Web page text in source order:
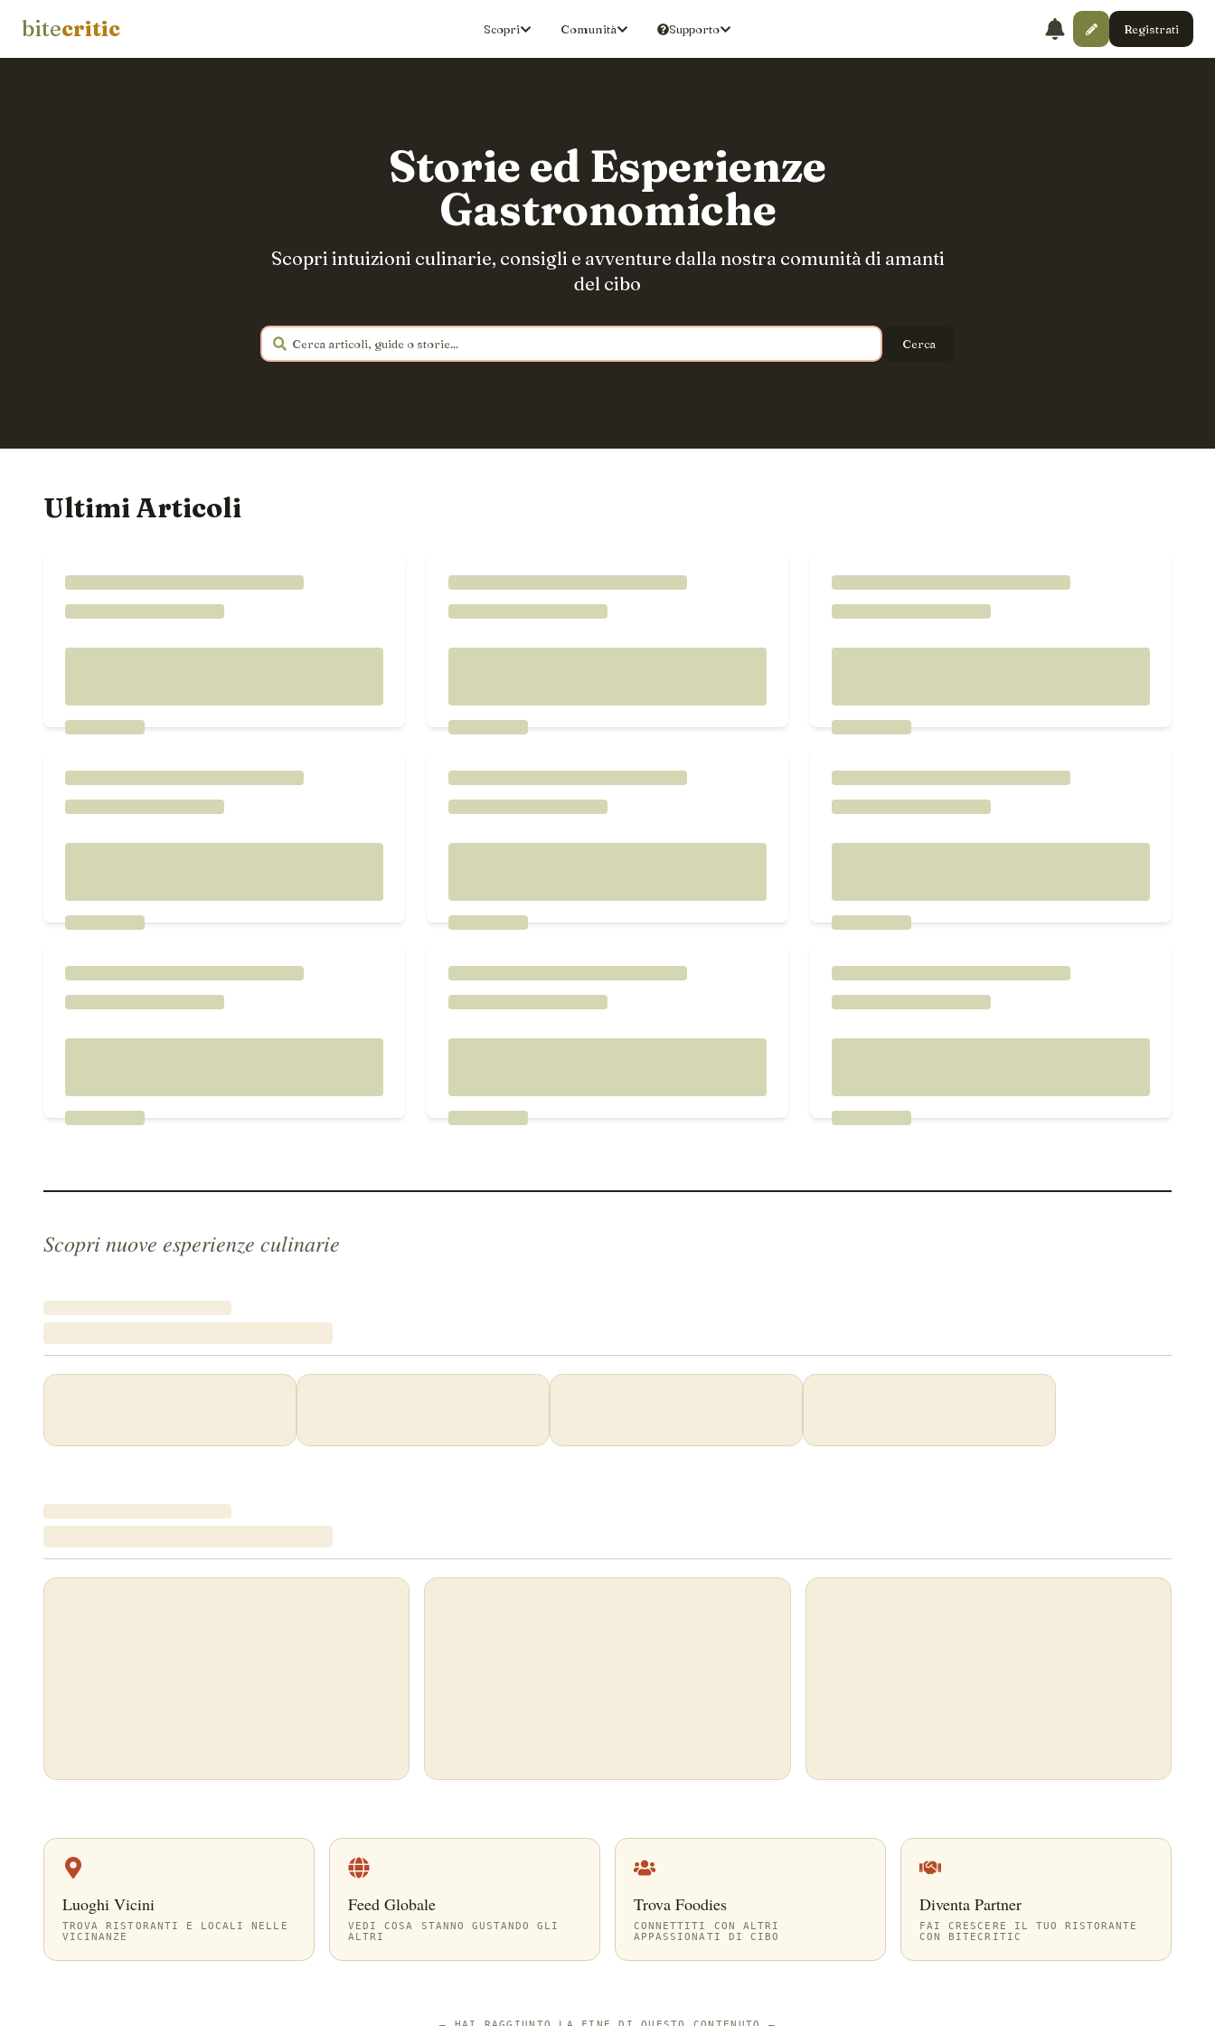
bitecritic Scopri Comunità Supporto Registrati
Storie ed Esperienze
Gastronomiche
Scopri intuizioni culinarie, consigli e avventure dalla nostra comunità di amanti
del cibo
Cerca
Ultimi Articoli
Scopri nuove esperienze culinarie
Luoghi Vicini
TROVA RISTORANTI E LOCALI NELLE
VICINANZE
Feed Globale
VEDI COSA STANNO GUSTANDO GLI
ALTRI
Trova Foodies
CONNETTITI CON ALTRI
APPASSIONATI DI CIBO
Diventa Partner
FAI CRESCERE IL TUO RISTORANTE
CON BITECRITIC